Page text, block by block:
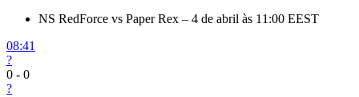
NS RedForce vs Paper Rex – 4 de abril às 11:00 EEST
08:41
?
0 - 0
?